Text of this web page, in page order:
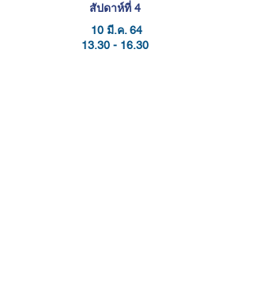
สัปดาห์ที่ 4
10 มี.ค. 64
13.30 - 16.30